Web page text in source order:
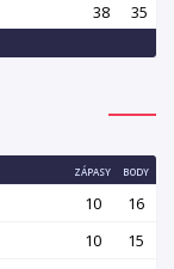
38 35
ZÁPASY BODY
10
16
10
15